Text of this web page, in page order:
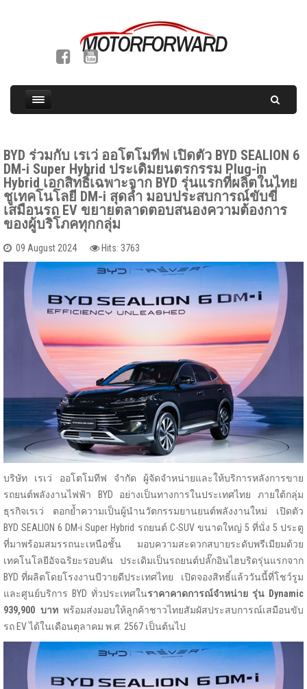
BYD ร่วมกับ เรเว่ ออโตโมทีฟ เปิดตัว BYD SEALION 6
DM-i Super Hybrid ประเดิมยนตรกรรม Plug-in
Hybrid เอกสิทธิ์เฉพาะจาก BYD รุ่นแรกที่ผลิตในไทย
ชูเทคโนโลยี DM-i สุดล้ำ มอบประสบการณ์ขับขี่
เสมือนรถ EV ขยายตลาดตอบสนองความต้องการ
ของผู้บริโภคทุกกลุ่ม
09 August 2024 Hits: 3763
บริษัท เรเว่ ออโตโมทีฟ จำกัด ผู้จัดจําหน่ายและให้บริการหลังการขาย
รถยนต์พลังงานไฟฟ้า BYD อย่างเป็นทางการในประเทศไทย ภายใต้กลุ่ม
ธุรกิจเรเว่ ตอกย้ำความเป็นผู้นำนวัตกรรมยานยนต์พลังงานใหม่ เปิดตัว
BYD SEALION 6 DM-i Super Hybrid รถยนต์ C-SUV ขนาดใหญ่ 5 ที่นั่ง 5 ประตู
ที่มาพร้อมสมรรถนะเหนือชั้น มอบความสะดวกสบายระดับพรีเมียมด้วย
เทคโนโลยีอัจฉริยะรอบคัน ประเดิมเป็นรถยนต์ปลั๊กอินไฮบริดรุ่นแรกจาก
BYD ที่ผลิตโดยโรงงานบีวายดีประเทศไทย เปิดจองสิทธิ์แล้ววันนี้ที่โชว์รูม
และศูนย์บริการ BYD ทั่วประเทศในราคาคาดการณ์จำหน่าย รุ่น Dynamic
939,900 บาทพร้อมส่งมอบให้ลูกค้าชาวไทยสัมผัสประสบการณ์เสมือนขับ
รถ EV ได้ในเดือนตุลาคม พ.ศ. 2567 เป็นต้นไป